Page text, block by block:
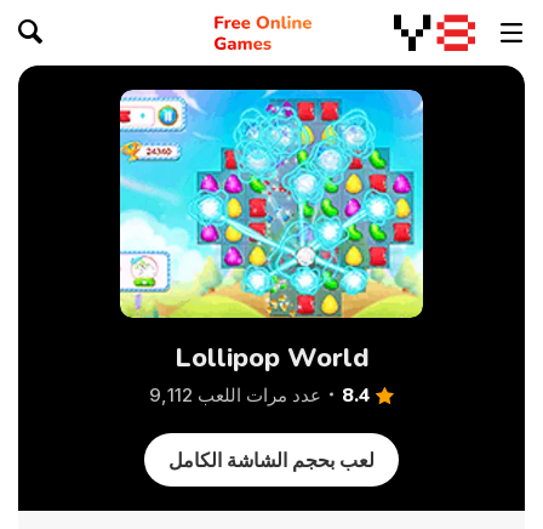
Lollipop World
8.4 عدد مرات اللعب 9,112
لعب بحجم الشاشة الكامل